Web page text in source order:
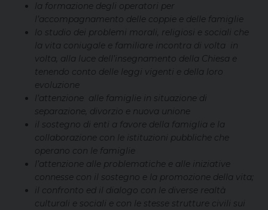
la formazione degli operatori per
l’accompagnamento delle coppie e delle famiglie
lo studio dei problemi morali, religiosi e sociali che
la vita coniugale e familiare incontra di volta in
volta, alla luce dell’insegnamento della Chiesa e
tenendo conto delle leggi vigenti e della loro
evoluzione
l’attenzione alle famiglie in situazione di
separazione, divorzio e nuova unione
il sostegno di enti a favore della famiglia e la
collaborazione con le istituzioni pubbliche che
operano con le famiglie
l’attenzione alle problematiche e alle iniziative
connesse con il sostegno e la promozione della vita;
il confronto ed il dialogo con le diverse realtà
culturali e sociali e con le stesse strutture civili sui